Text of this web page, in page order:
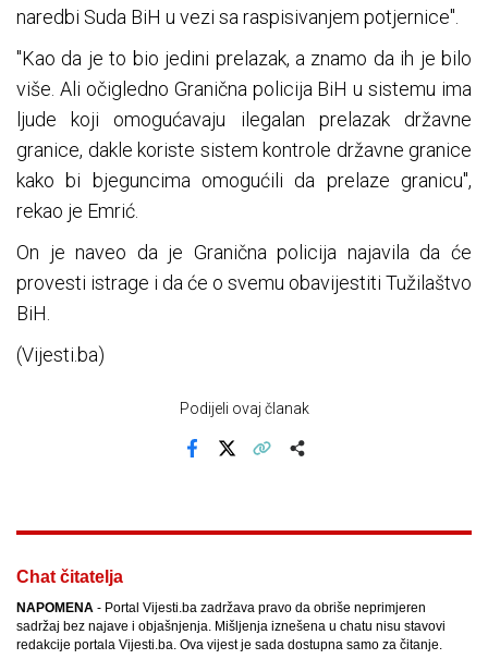
naredbi Suda BiH u vezi sa raspisivanjem potjernice".
"Kao da je to bio jedini prelazak, a znamo da ih je bilo
više. Ali očigledno Granična policija BiH u sistemu ima
ljude koji omogućavaju ilegalan prelazak državne
granice, dakle koriste sistem kontrole državne granice
kako bi bjeguncima omogućili da prelaze granicu",
rekao je Emrić.
On je naveo da je Granična policija najavila da će
provesti istrage i da će o svemu obavijestiti Tužilaštvo
BiH.
(Vijesti.ba)
Podijeli ovaj članak
Chat čitatelja
NAPOMENA - Portal Vijesti.ba zadržava pravo da obriše neprimjeren
sadržaj bez najave i objašnjenja. Mišljenja iznešena u chatu nisu stavovi
redakcije portala Vijesti.ba. Ova vijest je sada dostupna samo za čitanje.